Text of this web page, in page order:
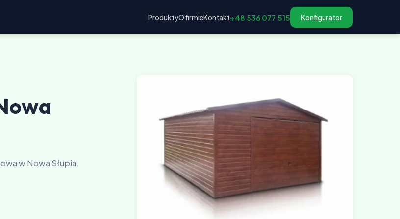
ProduktyO firmieKontakt+48 536 077 515 Konfigurator
w Nowa Słupia.